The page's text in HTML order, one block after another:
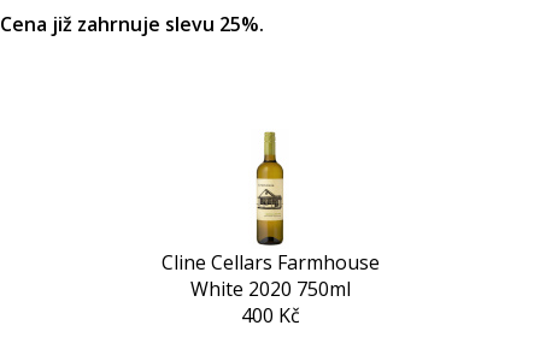
Cena již zahrnuje slevu 25%.
Cline Cellars Farmhouse
White 2020 750ml
400 Kč